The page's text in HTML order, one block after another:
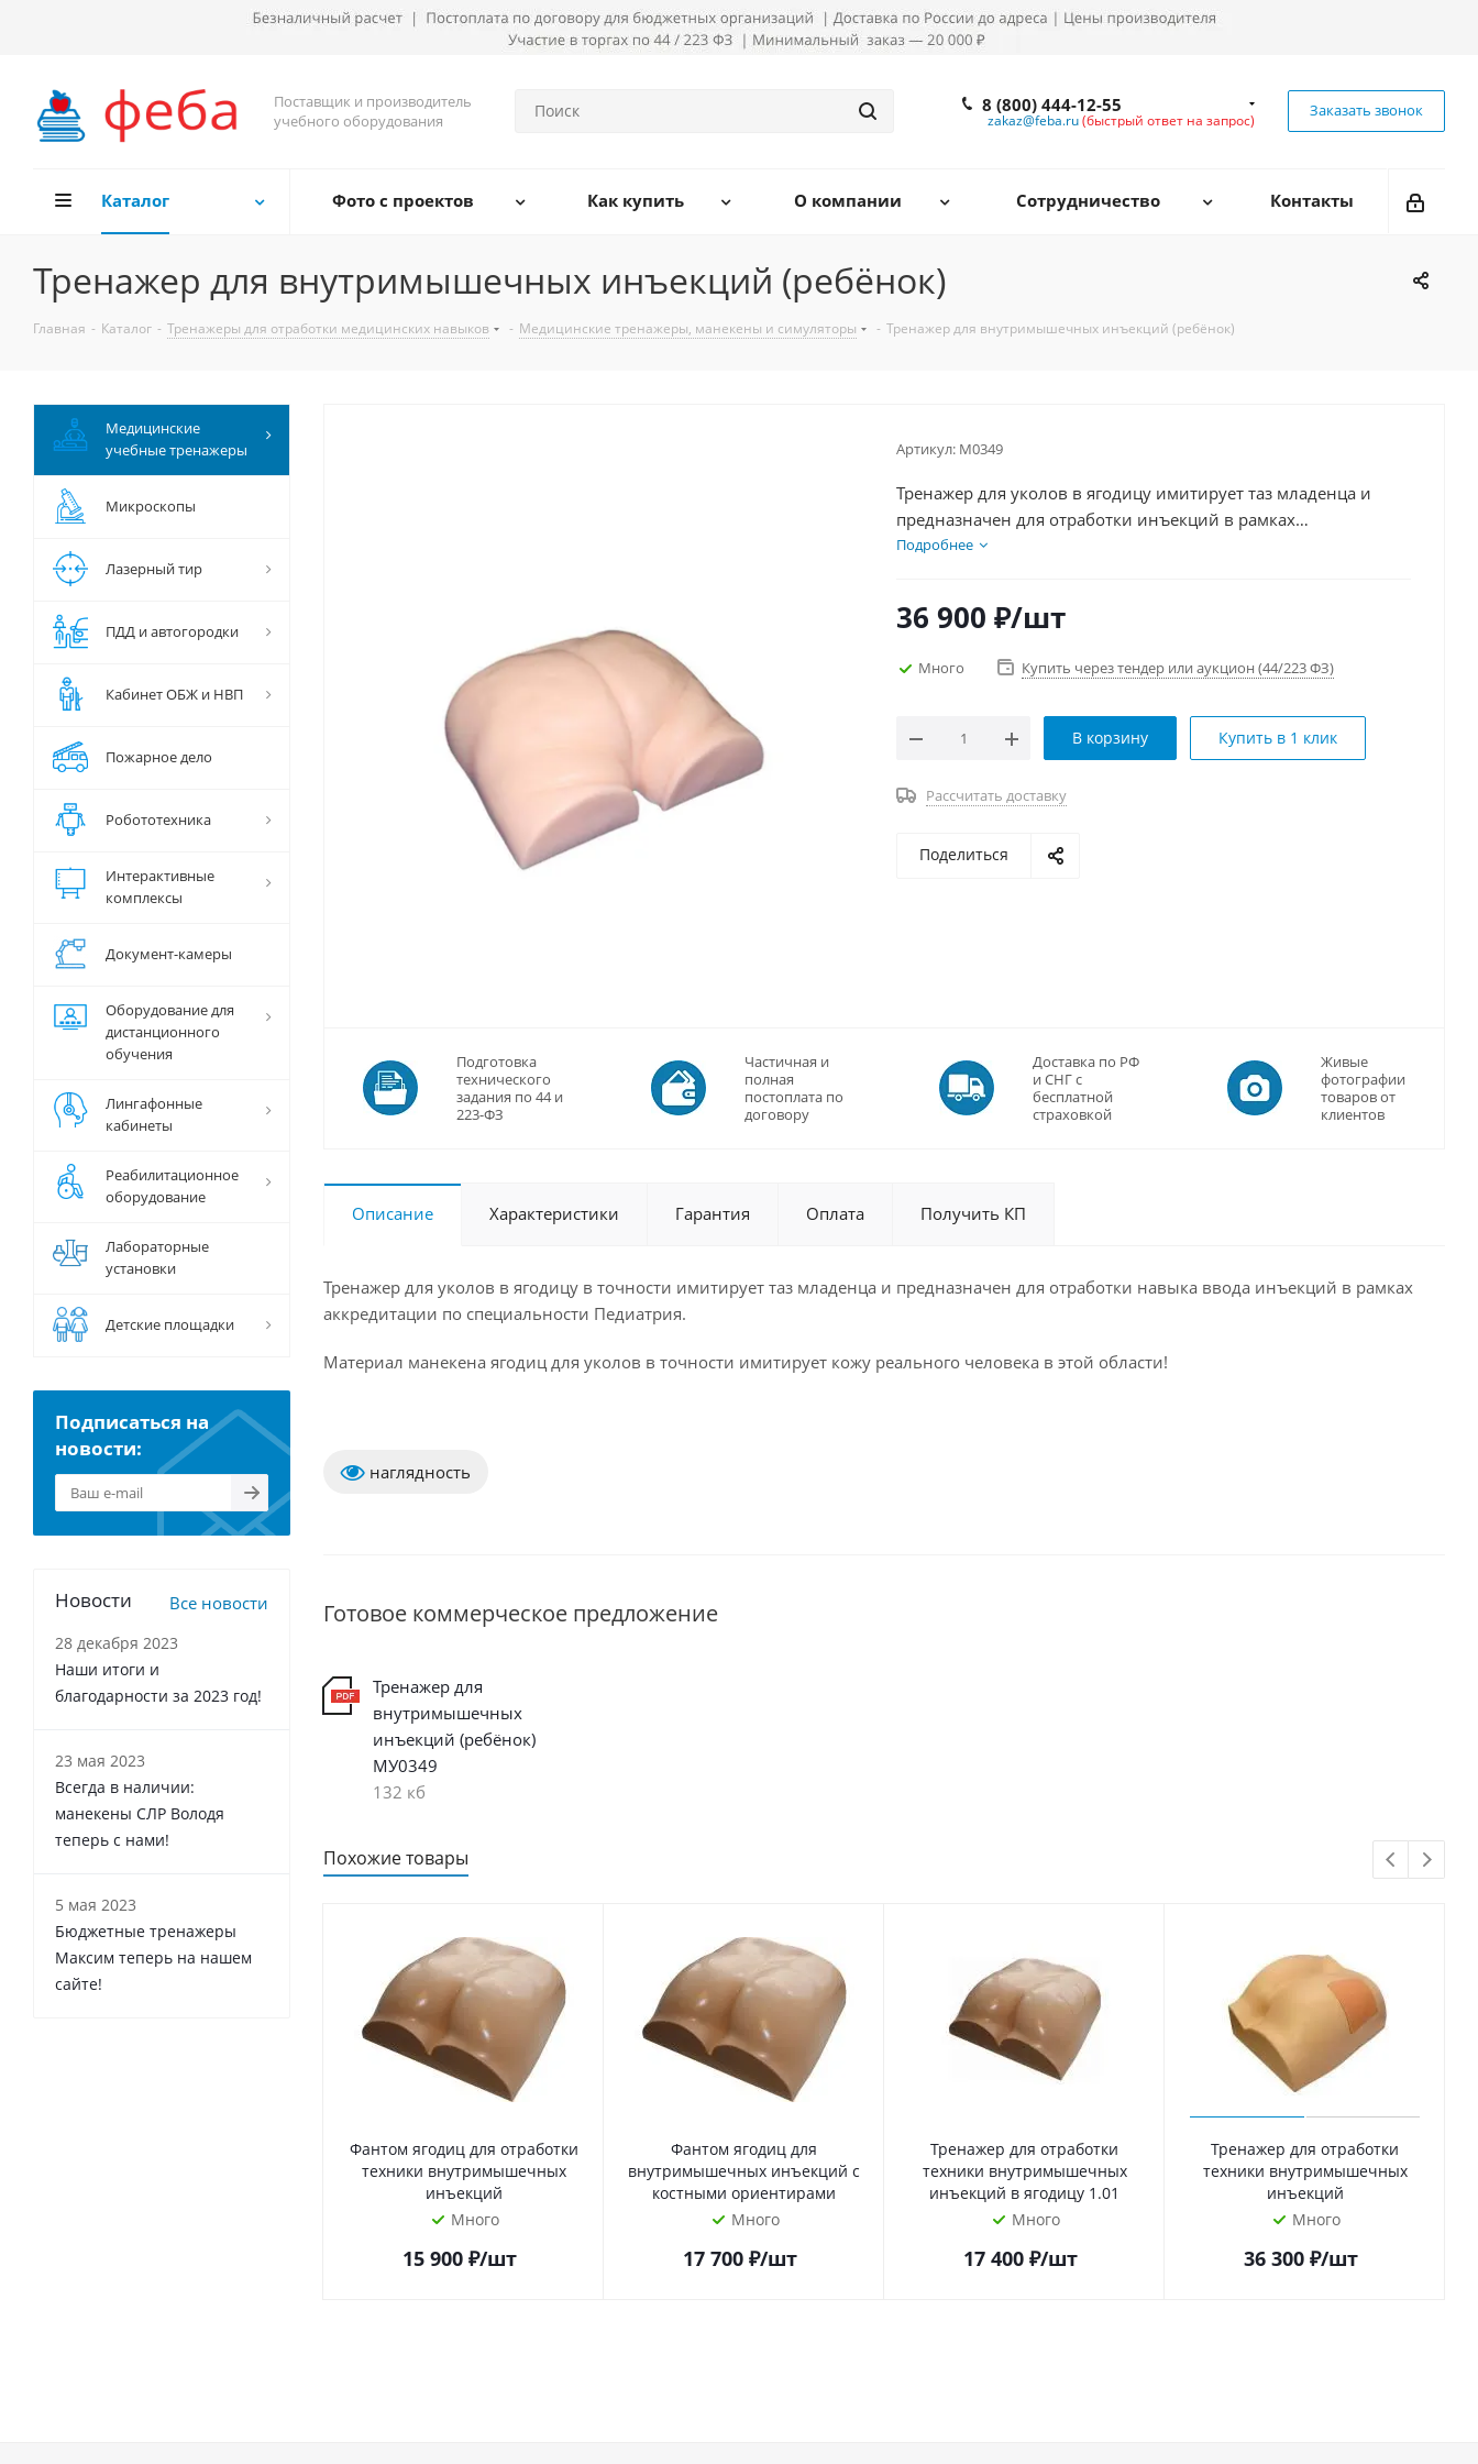
Поставщик и производитель
учебного оборудования
8 (800) 444-12-55
zakaz@feba.ru(быстрый ответ на запрос)
Заказать звонок
Каталог Фото с проектов Как купить О компании Сотрудничество Контакты
Тренажер для внутримышечных инъекций (ребёнок)
Главная - Каталог - Тренажеры для отработки медицинских навыков - Медицинские тренажеры, манекены и симуляторы - Тренажер для внутримышечных инъекций (ребёнок)
Артикул: М0349
Тренажер для уколов в ягодицу имитирует таз младенца и
предназначен для отработки инъекций в рамках
аккредитации по педиатрии. Материал манекена точно
Подробнее
36 900 ₽/шт
Много Купить через тендер или аукцион (44/223 ФЗ)
В корзину Купить в 1 клик
Рассчитать доставку
Поделиться
Подготовка
технического
задания по 44 и
223-ФЗ
Частичная и
полная
постоплата по
договору
Доставка по РФ
и СНГ с
бесплатной
страховкой
Живые
фотографии
товаров от
клиентов
Описание Характеристики Гарантия Оплата Получить КП
Тренажер для уколов в ягодицу в точности имитирует таз младенца и предназначен для отработки навыка ввода инъекций в рамках
аккредитации по специальности Педиатрия.
Материал манекена ягодиц для уколов в точности имитирует кожу реального человека в этой области!
наглядность
Готовое коммерческое предложение
Тренажер для
внутримышечных
инъекций (ребёнок)
МУ0349
132 кб
Похожие товары
Фантом ягодиц для отработки
техники внутримышечных
инъекций
Много
15 900 ₽/шт
Фантом ягодиц для
внутримышечных инъекций с
костными ориентирами
Много
17 700 ₽/шт
Тренажер для отработки
техники внутримышечных
инъекций в ягодицу 1.01
Много
17 400 ₽/шт
Тренажер для отработки
техники внутримышечных
инъекций
Много
36 300 ₽/шт
Медицинские
учебные тренажеры
Микроскопы
Лазерный тир
ПДД и автогородки
Кабинет ОБЖ и НВП
Пожарное дело
Робототехника
Интерактивные
комплексы
Документ-камеры
Оборудование для
дистанционного
обучения
Лингафонные
кабинеты
Реабилитационное
оборудование
Лабораторные
установки
Детские площадки
Подписаться на
новости:
Новости Все новости
28 декабря 2023
Наши итоги и
благодарности за 2023 год!
23 мая 2023
Всегда в наличии:
манекены СЛР Володя
теперь с нами!
5 мая 2023
Бюджетные тренажеры
Максим теперь на нашем
сайте!